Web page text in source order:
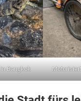
Bangkok